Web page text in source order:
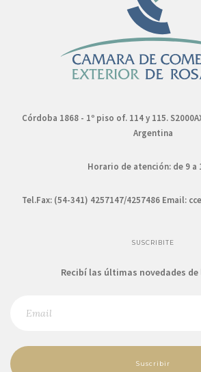
Córdoba 1868 - 1º piso of. 114 y 115.
Argentina
Horario de atención: de 9 a
Tel.Fax: (54-341) 4257147/4257486 Email:
SUSCRIBITE
Recibí las últimas novedades
Suscribir